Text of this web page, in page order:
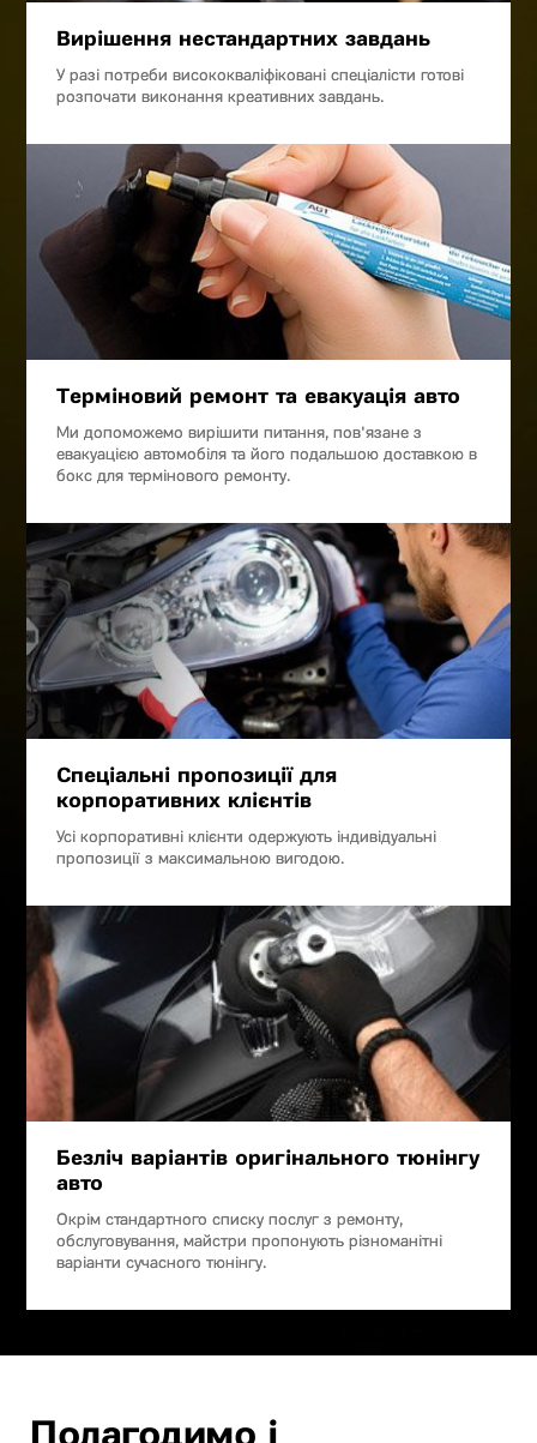
Вирішення нестандартних завдань
У разі потреби висококваліфіковані спеціалісти готові
розпочати виконання креативних завдань.
Терміновий ремонт та евакуація авто
Ми допоможемо вирішити питання, пов'язане з
евакуацією автомобіля та його подальшою доставкою в
бокс для термінового ремонту.
Спеціальні пропозиції для
корпоративних клієнтів
Усі корпоративні клієнти одержують індивідуальні
пропозиції з максимальною вигодою.
Безліч варіантів оригінального тюнінгу
авто
Окрім стандартного списку послуг з ремонту,
обслуговування, майстри пропонують різноманітні
варіанти сучасного тюнінгу.
Полагодимо і